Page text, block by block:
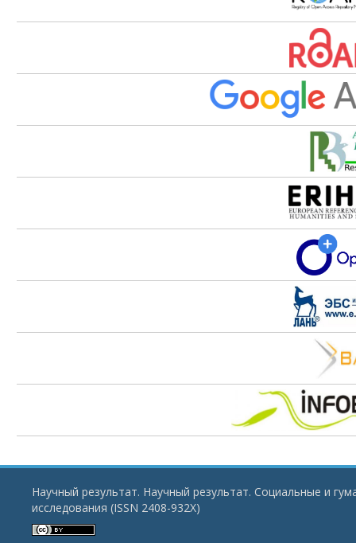
Научный результат. Научный результат. Социальные и
исследования (ISSN 2408-932X)